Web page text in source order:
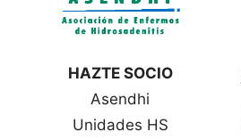
HAZTE SOCIO
Asendhi
Unidades HS